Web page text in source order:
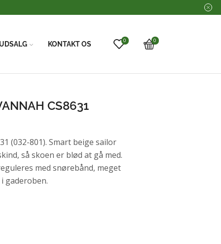
UDSALG KONTAKT OS 0 0
CS8631
(032-801). Smart beige sailor
så skoen er blød at gå med.
med snørebånd, meget
gaderoben.